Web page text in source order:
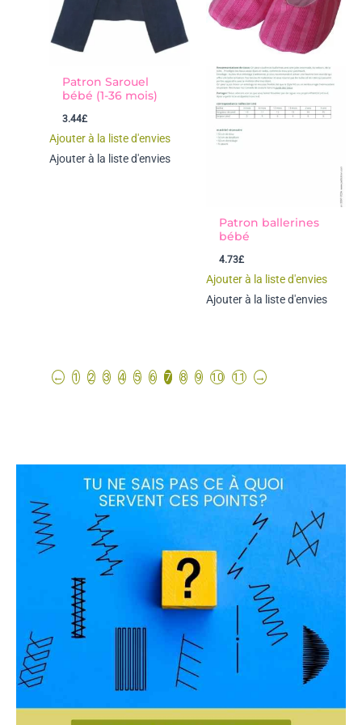
Patron Sarouel
bébé (1-36 mois)
3.44£
Ajouter à la liste d'envies
Ajouter à la liste d'envies
Patron ballerines
bébé
4.73£
Ajouter à la liste d'envies
Ajouter à la liste d'envies
← 1 2 3 4 5 6 7 8 9 10 11 →